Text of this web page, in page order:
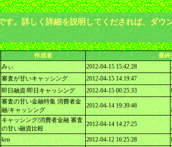
。詳しく詳細を説明してくだされば、ダウ
作成者
最終
みぃ 2012-04-15 15:42:28
審査が甘いキャッシング 2012-04-15 14:19:47
即日融資/即日キャッシング 2012-04-15 00:25:33
審査の甘い金融特集 消費者金
融/キャッシング
2012-04-14 19:39:48
キャッシング/消費者金融 審査
の甘い融資比較
2012-04-14 14:27:25
ken 2012-04-12 16:25:28